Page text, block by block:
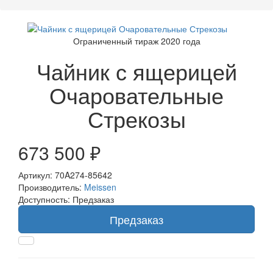
Ограниченный тираж 2020 года
Чайник с ящерицей
Очаровательные
Стрекозы
673 500 ₽
Артикул: 70A274-85642
Производитель: Meissen
Доступность: Предзаказ
Предзаказ